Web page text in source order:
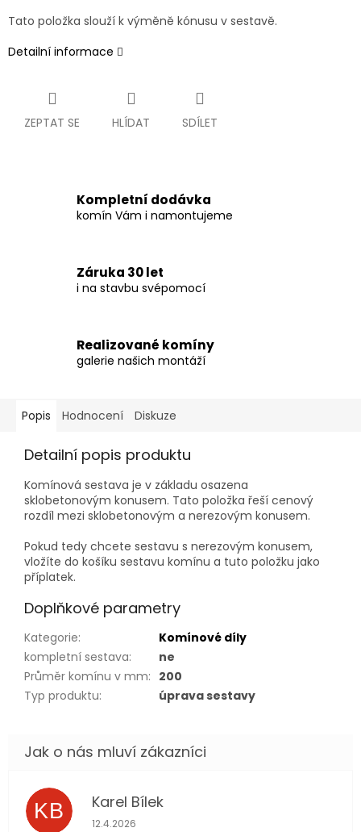
Tato položka slouží k výměně kónusu v sestavě.
Detailní informace
ZEPTAT SE HLÍDAT SDÍLET
Kompletní dodávka
komín Vám i namontujeme
Záruka 30 let
i na stavbu svépomocí
Realizované komíny
galerie našich montáží
Popis Hodnocení Diskuze
Detailní popis produktu
Komínová sestava je v základu osazena
sklobetonovým konusem. Tato položka řeší cenový
rozdíl mezi sklobetonovým a nerezovým konusem.
Pokud tedy chcete sestavu s nerezovým konusem,
vložíte do košíku sestavu komínu a tuto položku jako
příplatek.
Doplňkové parametry
Kategorie:
Komínové díly
kompletní sestava:
ne
Průměr komínu v mm: 200
Typ produktu: úprava sestavy
KB Karel Bílek
Hodnocení obchodu je 5 z 5 hvězdiček.
12.4.2026